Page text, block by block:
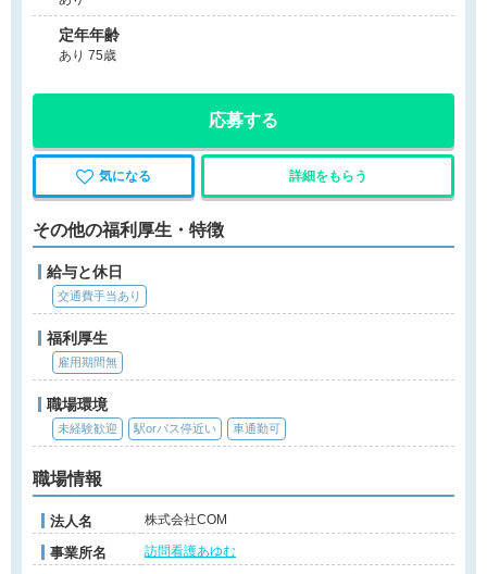
定年年齢
あり 75歳
応募する
気になる 詳細をもらう
その他の福利厚生・特徴
給与と休日
交通費手当あり
福利厚生
雇用期間無
職場環境
未経験歓迎 駅orバス停近い 車通勤可
職場情報
法人名 株式会社COM
事業所名 訪問看護あゆむ